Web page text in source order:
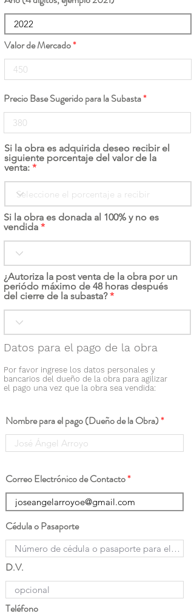
Valor de Mercado
Precio Base Sugerido para la Subasta
Si la obra es adquirida deseo recibir el
siguiente porcentaje del valor de la
venta:
Si la obra es donada al 100% y no es
vendida
¿Autoriza la post venta de la obra por un
periódo máximo de 48 horas después
del cierre de la subasta?
Datos para el pago de la obra
Por favor ingrese los datos personales y
bancarios del dueño de la obra para agilizar
el pago una vez que la obra sea vendida:
Nombre para el pago (Dueño de la Obra)
Correo Electrónico de Contacto
Cédula o Pasaporte
D.V.
Teléfono